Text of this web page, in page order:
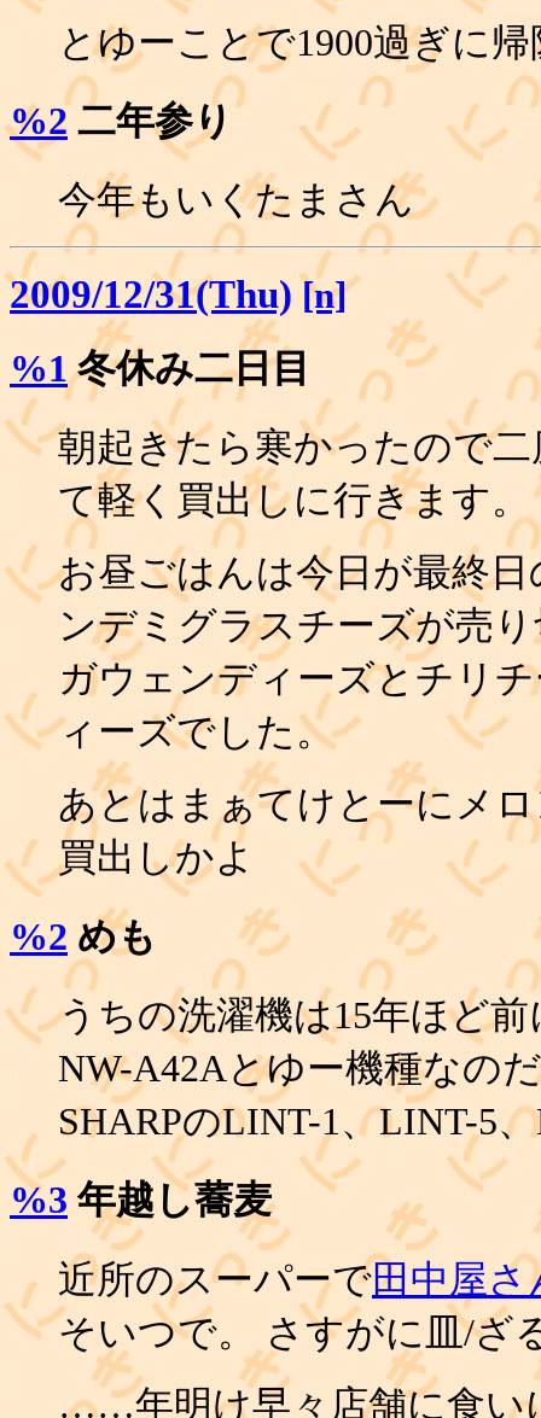
とゆーことで1900過ぎに
%2二年参り
今年もいくたまさん
2009/12/31(Thu) [n]
%1冬休み二日目
朝起きたら寒かったので
て軽く買出しに行きます。
お昼ごはんは今日が最終
ンデミグラスチーズが売
ガウェンディーズとチリ
ィーズでした。
あとはまぁてけとーにメ
買出しかよ
%2 めも
うちの洗濯機は15年ほど
NW-A42Aとゆー機種なの
SHARPのLINT-1、LINT-5
%3 年越し蕎麦
近所のスーパーで田中屋さ
そいつで。 さすがに皿/ざ
……年明け早々店舗に食い